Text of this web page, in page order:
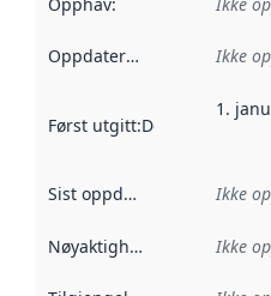
Oppdateringsfrekvens :
Ikke
Først utgitt:Denne datoen
1.
Sist oppdatert Ikke
Nøyaktighet Ikke